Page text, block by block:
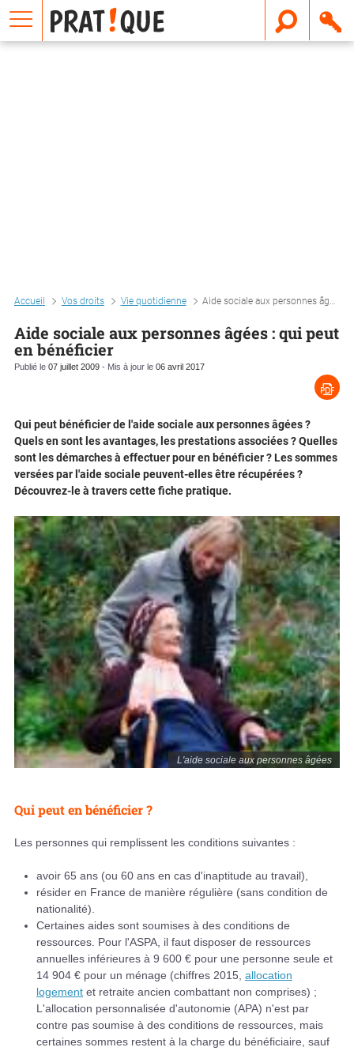
Accueil Vos droits Vie quotidienne Aide sociale aux personnes âgées : qui peut en bénéficier
Aide sociale aux personnes âgées : qui peut
en bénéficier
Publié le 07 juillet 2009 - Mis à jour le 06 avril 2017
L'aide sociale aux personnes âgées
Qui peut bénéficier de l'aide sociale aux personnes âgées ?
Quels en sont les avantages, les prestations associées ? Quelles
sont les démarches à effectuer pour en bénéficier ? Les sommes
versées par l'aide sociale peuvent-elles être récupérées ?
Découvrez-le à travers cette fiche pratique.
Qui peut en bénéficier ?
Les personnes qui remplissent les conditions suivantes :
avoir 65 ans (ou 60 ans en cas d'inaptitude au travail),
résider en France de manière régulière (sans condition de
nationalité).
Certaines aides sont soumises à des conditions de
ressources. Pour l'ASPA, il faut disposer de ressources
annuelles inférieures à 9 600 € pour une personne seule et
14 904 € pour un ménage (chiffres 2015, allocation
logement et retraite ancien combattant non comprises) ;
L'allocation personnalisée d'autonomie (APA) n'est par
contre pas soumise à des conditions de ressources, mais
certaines sommes restent à la charge du bénéficiaire, sauf
E
m
a